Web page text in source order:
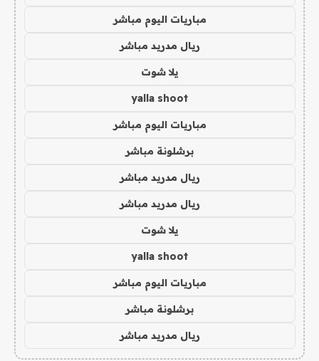
مباريات اليوم مباشر
ريال مدريد مباشر
يلا شوت
yalla shoot
مباريات اليوم مباشر
برشلونة مباشر
ريال مدريد مباشر
ريال مدريد مباشر
يلا شوت
yalla shoot
مباريات اليوم مباشر
برشلونة مباشر
ريال مدريد مباشر